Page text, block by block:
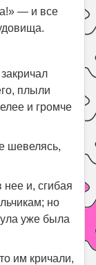
— и все
плыли
и громче
шевелясь,
нее и, сгибая
но
уже была
им кричали,